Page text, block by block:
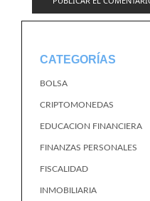
CATEGORÍAS
BOLSA
CRIPTOMONEDAS
EDUCACION FINANCIERA
FINANZAS PERSONALES
FISCALIDAD
INMOBILIARIA